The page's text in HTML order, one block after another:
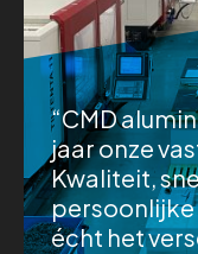
“CMD
jaar onze
Kwaliteit,
persoonlijke
écht het